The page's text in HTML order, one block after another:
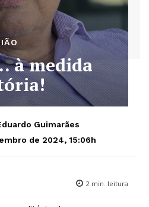
à medida
Guimarães
de 2024, 15:06h
2 min. leitura